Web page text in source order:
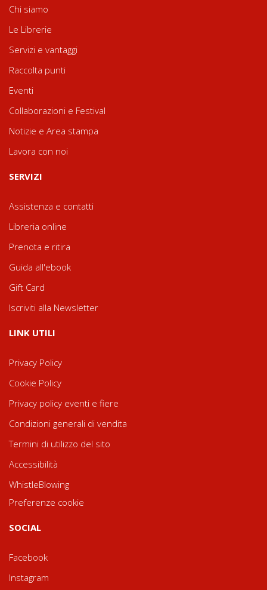
Chi siamo
Le Librerie
Servizi e vantaggi
Raccolta punti
Eventi
Collaborazioni e Festival
Notizie e Area stampa
Lavora con noi
SERVIZI
Assistenza e contatti
Libreria online
Prenota e ritira
Guida all'ebook
Gift Card
Iscriviti alla Newsletter
LINK UTILI
Privacy Policy
Cookie Policy
Privacy policy eventi e fiere
Condizioni generali di vendita
Termini di utilizzo del sito
Accessibilità
WhistleBlowing
Preferenze cookie
SOCIAL
Facebook
Instagram